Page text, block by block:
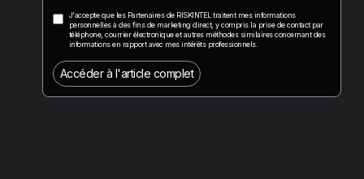
J'accepte que les Partenaires de RISKINTEL traitent mes informations
personnelles à des fins de marketing direct, y compris la prise de contact par
téléphone, courrier électronique et autres méthodes similaires concernant des
informations en rapport avec mes intérêts professionnels.